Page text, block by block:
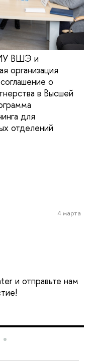
ВШЭ и
организация
о
в Высшей
для
отделений
4 марта
и отправьте нам